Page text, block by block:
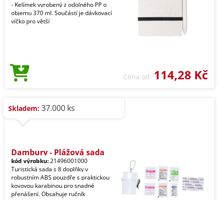
- Kelímek vyrobený z odolného PP o
objemu 370 ml. Součástí je dávkovací
víčko pro větší
Cena od 114,28 Kč
Skladem: 37.000 ks
Dambury - Plážová sada
kód výrobku:21496001000
Turistická sada s 8 doplňky v
robustním ABS pouzdře s praktickou
kovovou karabinou pro snadné
přenášení. Obsahuje ručník